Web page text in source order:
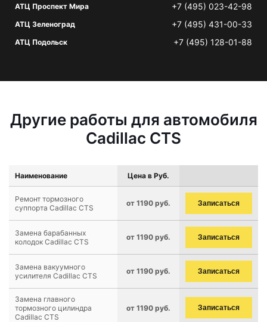
АТЦ Проспект Мира +7 (495) 023-42-98
АТЦ Зеленоград +7 (495) 431-00-33
АТЦ Подольск +7 (495) 128-01-88
Другие работы для автомобиля
Cadillac CTS
Наименование Цена в Руб.
Ремонт тормозного
суппорта Cadillac CTS
от 1190 руб. Записаться
Замена барабанных
колодок Cadillac CTS
от 1190 руб. Записаться
Замена вакуумного
усилителя Cadillac CTS
от 1190 руб. Записаться
Замена главного
тормозного цилиндра
Cadillac CTS
от 1190 руб. Записаться